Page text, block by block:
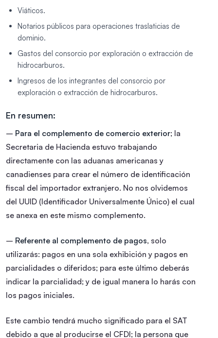
Viáticos.
Notarios públicos para operaciones traslaticias de
dominio.
Gastos del consorcio por exploración o extracción de
hidrocarburos.
Ingresos de los integrantes del consorcio por
exploración o extracción de hidrocarburos.
En resumen:
– Para el complemento de comercio exterior; la
Secretaria de Hacienda estuvo trabajando
directamente con las aduanas americanas y
canadienses para crear el número de identificación
fiscal del importador extranjero. No nos olvidemos
del UUID (Identificador Universalmente Único) el cual
se anexa en este mismo complemento.
– Referente al complemento de pagos, solo
utilizarás: pagos en una sola exhibición y pagos en
parcialidades o diferidos; para este último deberás
indicar la parcialidad; y de igual manera lo harás con
los pagos iniciales.
Este cambio tendrá mucho significado para el SAT
debido a que al producirse el CFDI; la persona que